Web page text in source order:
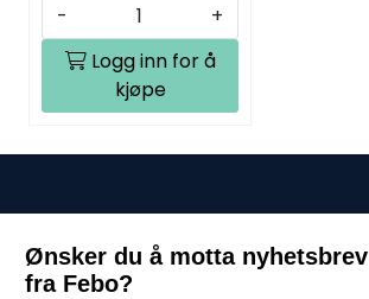
-
+
Logg inn for å
kjøpe
Ønsker du å motta nyhetsbrev
fra Febo?